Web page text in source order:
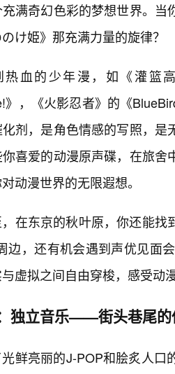
满奇幻色彩的梦想世界。
け姫》那充满力量的旋律？
热血的少年漫，如《灌篮
》，《火影忍者》的《
剂，是角色情感的写照，
喜爱的动漫原声碟，在旅
动漫世界的无限遐想。
在东京的秋叶原，你还能找
边，还有机会遇到声优见面
虚拟之间自由穿梭，感受动
独立音乐——街头巷尾的
鲜亮丽的J-POP和脍炙人口